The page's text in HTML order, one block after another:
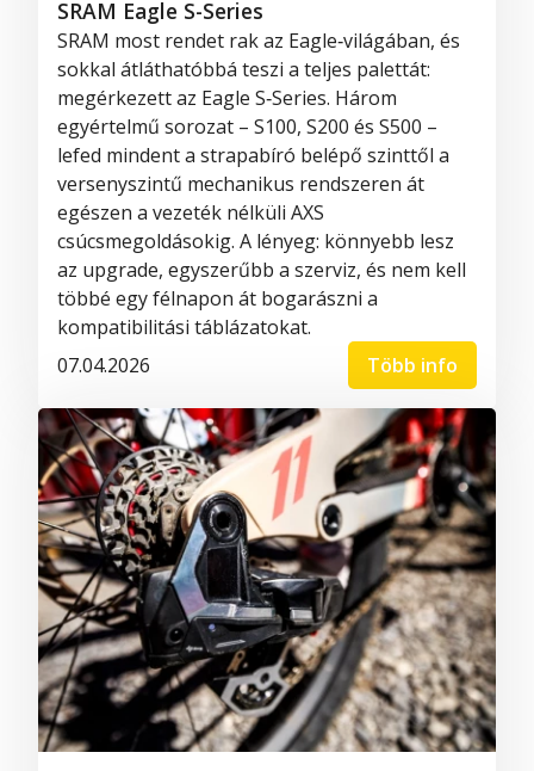
SRAM Eagle S-Series
SRAM most rendet rak az Eagle‑világában, és
sokkal átláthatóbbá teszi a teljes palettát:
megérkezett az Eagle S‑Series. Három
egyértelmű sorozat – S100, S200 és S500 –
lefed mindent a strapabíró belépő szinttől a
versenyszintű mechanikus rendszeren át
egészen a vezeték nélküli AXS
csúcsmegoldásokig. A lényeg: könnyebb lesz
az upgrade, egyszerűbb a szerviz, és nem kell
többé egy félnapon át bogarászni a
kompatibilitási táblázatokat.
07.04.2026
Több info